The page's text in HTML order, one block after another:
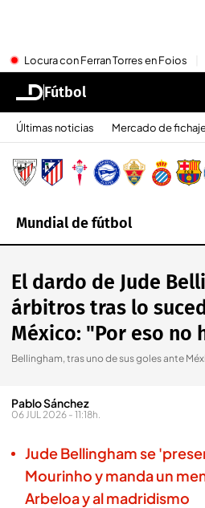
Locura con Ferran Torres en Foios
Fútbol
Últimas noticias Mercado de
Mundial de fútbol
El dardo de Jude
árbitros tras lo
México: "Por eso no
Bellingham, tras uno de sus goles ante
Pablo Sánchez
06 JUL 2026 - 11:18h.
Jude Bellingham se
Mourinho y manda un
Arbeloa y al madridismo